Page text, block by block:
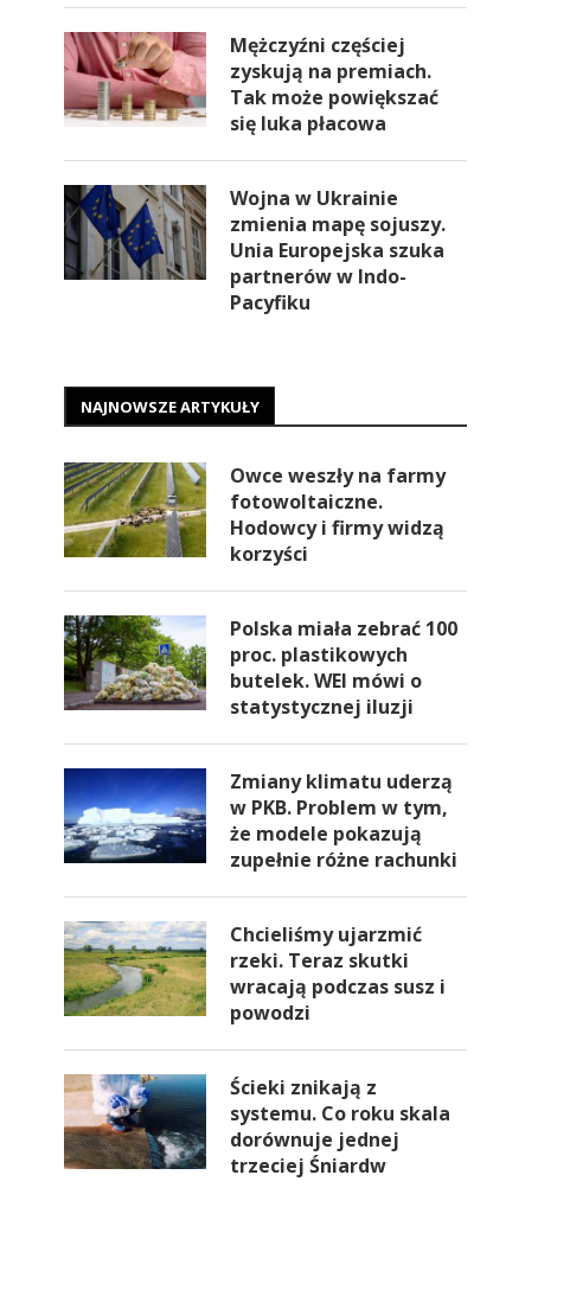
Mężczyźni częściej
zyskują na premiach.
Tak może powiększać
się luka płacowa
Wojna w Ukrainie
zmienia mapę sojuszy.
Unia Europejska szuka
partnerów w Indo-
Pacyfiku
NAJNOWSZE ARTYKUŁY
Owce weszły na farmy
fotowoltaiczne.
Hodowcy i firmy widzą
korzyści
Polska miała zebrać 100
proc. plastikowych
butelek. WEI mówi o
statystycznej iluzji
Zmiany klimatu uderzą
w PKB. Problem w tym,
że modele pokazują
zupełnie różne rachunki
Chcieliśmy ujarzmić
rzeki. Teraz skutki
wracają podczas susz i
powodzi
Ścieki znikają z
systemu. Co roku skala
dorównuje jednej
trzeciej Śniardw